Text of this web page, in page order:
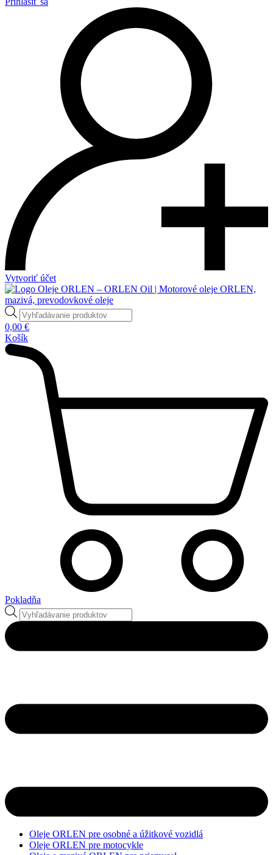
Vytvoriť účet
Products
search
0,00 €
Košík
Pokladňa
Products
search
Oleje ORLEN pre osobné a úžitkové vozidlá
Oleje ORLEN pre motocykle